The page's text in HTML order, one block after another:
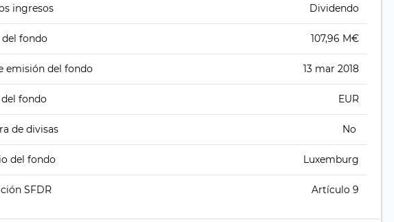
ingresos Dividendo
fondo 107,96 M€
emisión del fondo 13 mar 2018
fondo EUR
de divisas No
del fondo Luxemburg
SFDR Artículo 9